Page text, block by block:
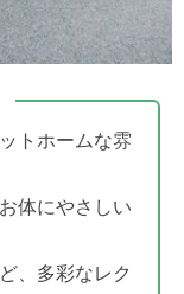
トホームな雰
体にやさしい
、多彩なレク